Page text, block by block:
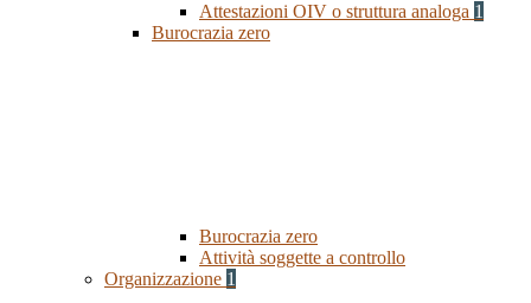
Attestazioni OIV o struttura analoga 1
Burocrazia zero
Burocrazia zero
Attività soggette a controllo
Organizzazione 1